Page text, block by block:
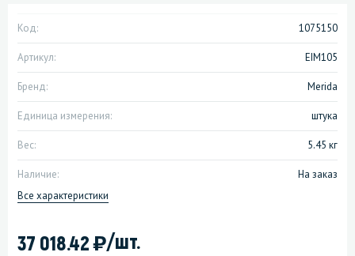
Код: 1075150
Артикул: EIM105
Бренд: Merida
Единица измерения: штука
Вес: 5.45 кг
Наличие:
На заказ
Все характеристики
37 018.42)/шт.